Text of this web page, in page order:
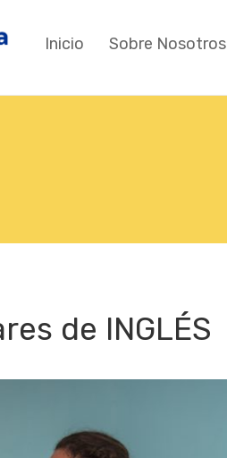
Inicio Sobre Nosotros
de INGLÉS